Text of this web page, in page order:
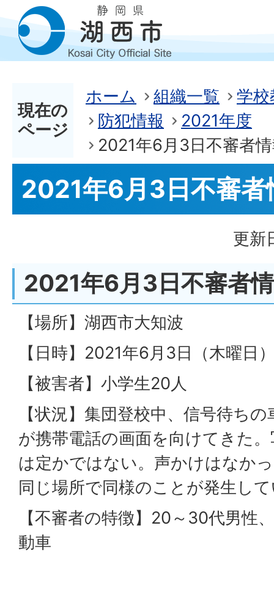
現在の
ページ
ホーム 組織一覧
学校
防犯情報
2021年度
2021年6月3日不審者
2021年6月3日不審者
更新
2021年6月3日不審者
【場所】湖西市大知波
【日時】2021年6月3日（木曜日
【被害者】小学生20人
【状況】集団登校中、信号待ち
が携帯電話の画面を向けてきた
は定かではない。声かけはなか
同じ場所で同様のことが発生し
【不審者の特徴】20～30代男性
動車